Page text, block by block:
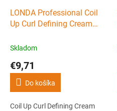
LONDA Professional Coil
Up Curl Defining Cream
zvýraznenie vĺn
Skladom
€9,71
Do košíka
Coil Up Curl Defining Cream